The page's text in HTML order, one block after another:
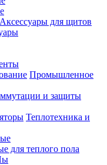
Аксессуары для щитов
Промышленное
и защиты
Теплотехника и
для теплого пола